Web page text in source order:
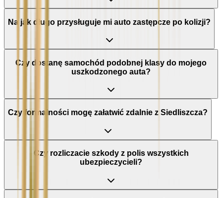
Na jak długo przysługuje mi auto zastępcze po kolizji?
Czy dostanę samochód podobnej klasy do mojego
uszkodzonego auta?
Czy formalności mogę załatwić zdalnie z Siedliszcza?
Czy rozliczacie szkody z polis wszystkich
ubezpieczycieli?